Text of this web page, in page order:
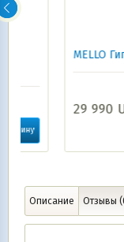
MELLO
29 990UZS
Описание Отзывы